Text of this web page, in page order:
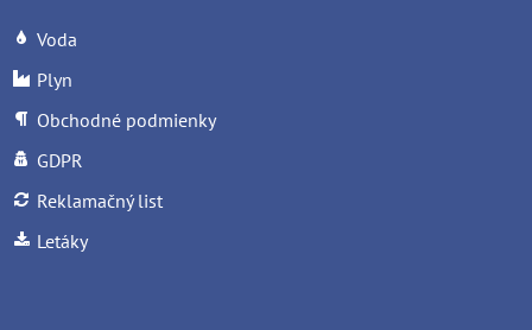
Voda
Plyn
Obchodné podmienky
GDPR
Reklamačný list
Letáky